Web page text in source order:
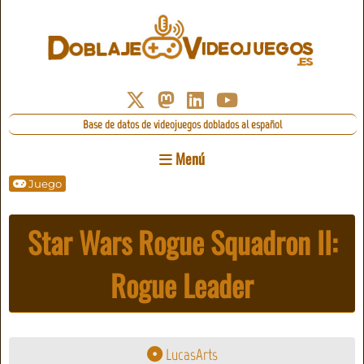
Base de datos de videojuegos doblados al español
Menú
Juego
Star Wars Rogue Squadron II:
Rogue Leader
LucasArts